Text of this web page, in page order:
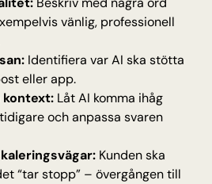
vänlig, professionell
Identifiera var AI ska stötta
eller app.
kontext: Låt AI komma ihåg
och anpassa svaren
Kunden ska
“tar stopp” – övergången till